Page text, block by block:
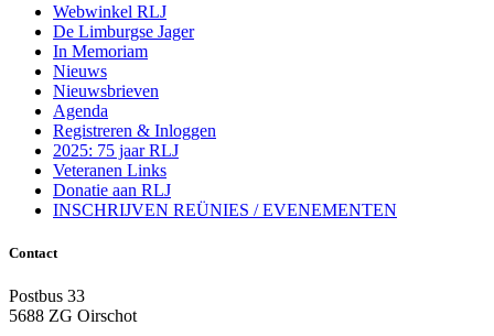
Webwinkel RLJ
De Limburgse Jager
In Memoriam
Nieuws
Nieuwsbrieven
Agenda
Registreren & Inloggen
2025: 75 jaar RLJ
Veteranen Links
Donatie aan RLJ
INSCHRIJVEN REÜNIES / EVENEMENTEN
Contact
Postbus 33
5688 ZG Oirschot